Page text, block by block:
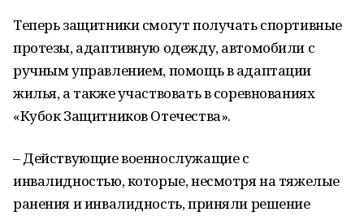
Теперь защитники смогут получать спортивные
протезы, адаптивную одежду, автомобили с
ручным управлением, помощь в адаптации
жилья, а также участвовать в соревнованиях
«Кубок Защитников Отечества».
– Действующие военнослужащие с
инвалидностью, которые, несмотря на тяжелые
ранения и инвалидность, приняли решение